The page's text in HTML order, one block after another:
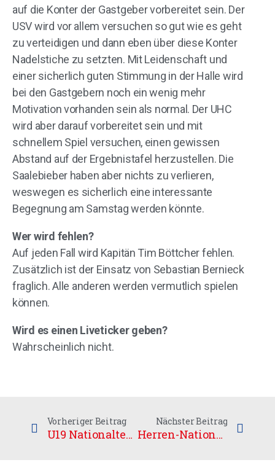
auf die Konter der Gastgeber vorbereitet sein. Der
USV wird vor allem versuchen so gut wie es geht
zu verteidigen und dann eben über diese Konter
Nadelstiche zu setzten. Mit Leidenschaft und
einer sicherlich guten Stimmung in der Halle wird
bei den Gastgebern noch ein wenig mehr
Motivation vorhanden sein als normal. Der UHC
wird aber darauf vorbereitet sein und mit
schnellem Spiel versuchen, einen gewissen
Abstand auf der Ergebnistafel herzustellen. Die
Saalebieber haben aber nichts zu verlieren,
weswegen es sicherlich eine interessante
Begegnung am Samstag werden könnte.
Wer wird fehlen?
Auf jeden Fall wird Kapitän Tim Böttcher fehlen.
Zusätzlich ist der Einsatz von Sebastian Bernieck
fraglich. Alle anderen werden vermutlich spielen
können.
Wird es einen Liveticker geben?
Wahrscheinlich nicht.
Vorheriger Beitrag
U19 Nationalteam zufrieden nach Polish-Cup
Nächster Beitrag
Herren-Nationalmannschaft qualifiziert sich für WM